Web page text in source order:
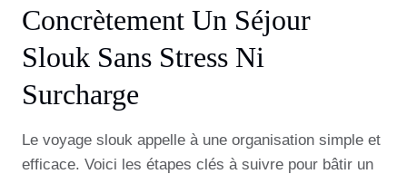
Concrètement Un Séjour
Slouk Sans Stress Ni
Surcharge
Le voya­ge slouk appelle à une organisation simple et
efficace. Voici les étapes clés à suivre pour bâtir un